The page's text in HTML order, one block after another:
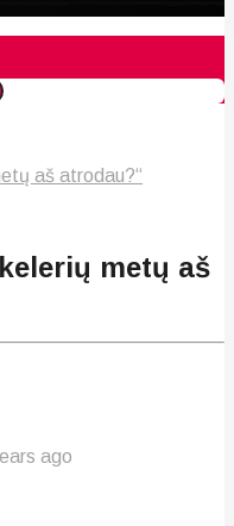
aš atrodau?“
metų aš
ago